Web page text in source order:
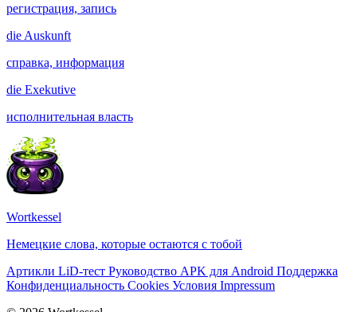
регистрация, запись
die Auskunft
справка, информация
die Exekutive
исполнительная власть
Wortkessel
Немецкие слова, которые остаются с тобой
Артикли LiD-тест Руководство APK для Android Поддержка
Конфиденциальность Cookies Условия Impressum